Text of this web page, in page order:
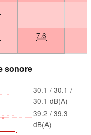
7.6
sonore
30.1 / 30.1 /
30.1 dB(A)
39.2 / 39.3
dB(A)